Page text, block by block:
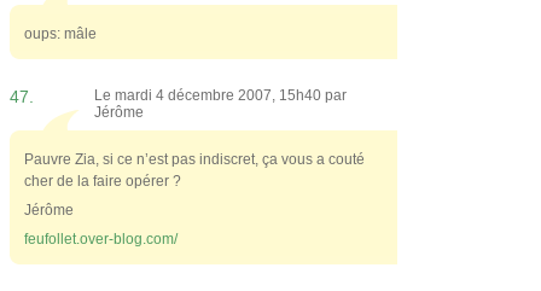
oups: mâle
47.
Le mardi 4 décembre 2007, 15h40 par
Jérôme
Pauvre Zia, si ce n’est pas indiscret, ça vous a couté
cher de la faire opérer ?
Jérôme
feufollet.over-blog.com/